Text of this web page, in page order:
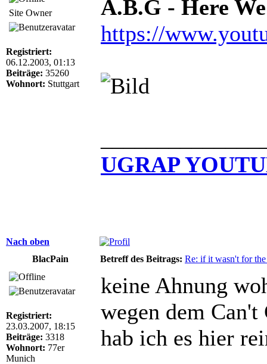
Site Owner
Registriert:
06.12.2003, 01:13
Beiträge: 35260
Wohnort: Stuttgart
A.B.G - Here
https://
UGRAP
Nach oben
BlacPain
Betreff des Beitrags: Re: if it wasn't for
Registriert:
23.03.2007, 18:15
Beiträge: 3318
Wohnort: 77er
Munich
keine Ahnung
wegen dem
hab ich es hier